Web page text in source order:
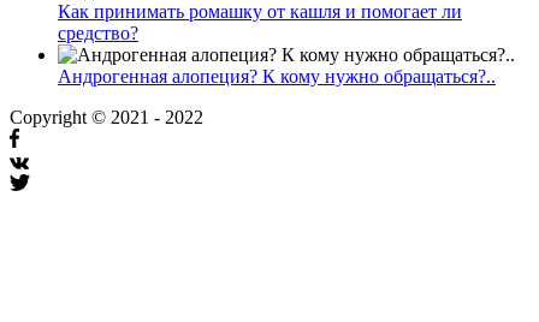
Как принимать ромашку от кашля и помогает ли
средство?
Андрогенная алопеция? К кому нужно обращаться?..
Copyright © 2021 - 2022